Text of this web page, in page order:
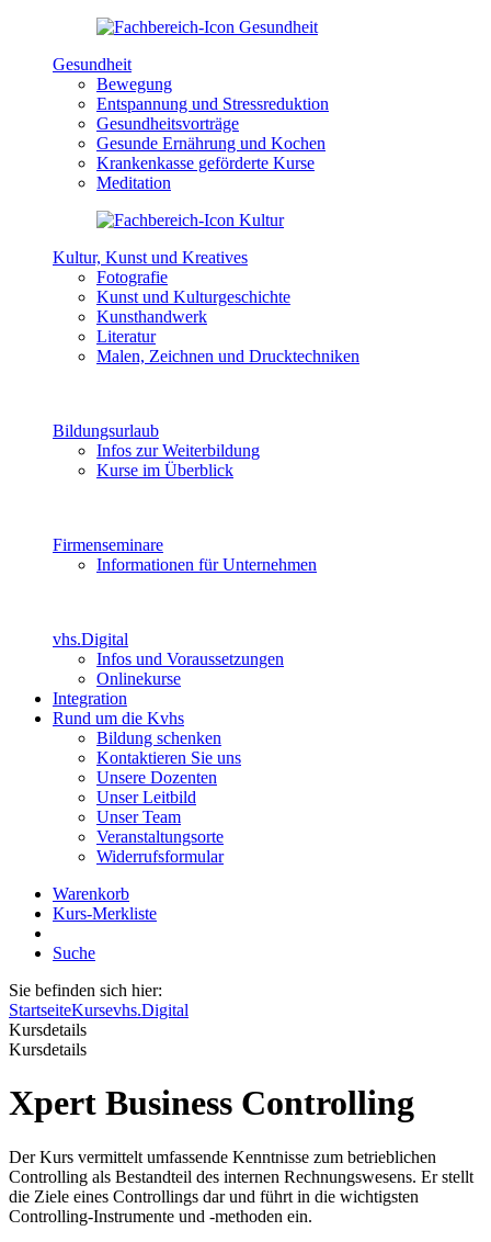
Gesundheit
Bewegung
Entspannung und Stressreduktion
Gesundheitsvorträge
Gesunde Ernährung und Kochen
Krankenkasse geförderte Kurse
Meditation
Kultur, Kunst und Kreatives
Fotografie
Kunst und Kulturgeschichte
Kunsthandwerk
Literatur
Malen, Zeichnen und Drucktechniken
Bildungsurlaub
Infos zur Weiterbildung
Kurse im Überblick
Firmenseminare
Informationen für Unternehmen
vhs.Digital
Infos und Voraussetzungen
Onlinekurse
Integration
Rund um die Kvhs
Bildung schenken
Kontaktieren Sie uns
Unsere Dozenten
Unser Leitbild
Unser Team
Veranstaltungsorte
Widerrufsformular
Warenkorb
Kurs-Merkliste
Suche
Sie befinden sich hier:
StartseiteKursevhs.Digital
Kursdetails
Kursdetails
Xpert Business Controlling
Der Kurs vermittelt umfassende Kenntnisse zum betrieblichen
Controlling als Bestandteil des internen Rechnungswesens. Er stellt
die Ziele eines Controllings dar und führt in die wichtigsten
Controlling-Instrumente und -methoden ein.